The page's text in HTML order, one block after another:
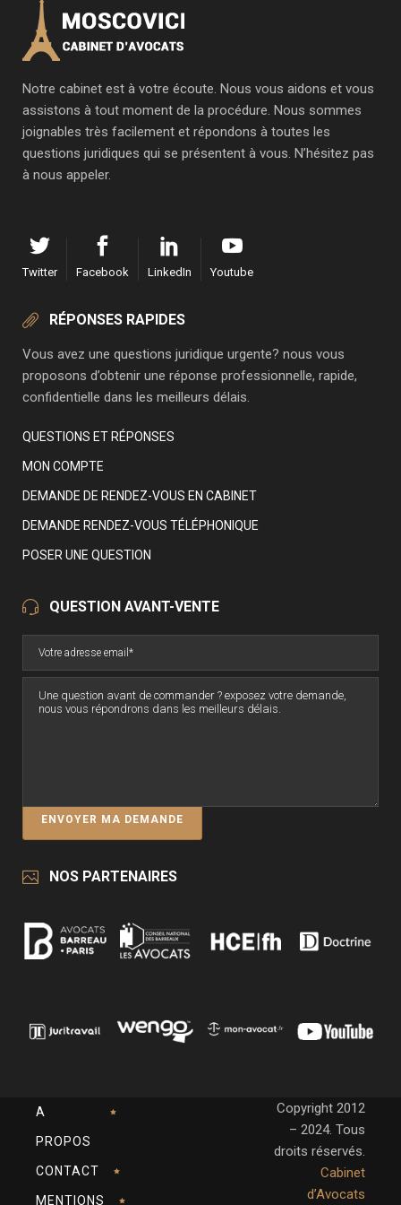
la
du
produit
Notre cabinet est à votre écoute. Nous vous aidons et vous
assistons à tout moment de la procédure. Nous sommes
joignables très facilement et répondons à toutes les
questions juridiques qui se présentent à vous. N’hésitez pas
à nous appeler.
Twitter Facebook LinkedIn Youtube
RÉPONSES RAPIDES
Vous avez une questions juridique urgente? nous vous
proposons d’obtenir une réponse professionnelle, rapide,
confidentielle dans les meilleurs délais.
QUESTIONS ET RÉPONSES
MON COMPTE
DEMANDE DE RENDEZ-VOUS EN CABINET
DEMANDE RENDEZ-VOUS TÉLÉPHONIQUE
POSER UNE QUESTION
QUESTION AVANT-VENTE
NOS PARTENAIRES
A
PROPOS
CONTACT
MENTIONS
Copyright 2012
– 2024. Tous
droits réservés.
Cabinet
d’Avocats